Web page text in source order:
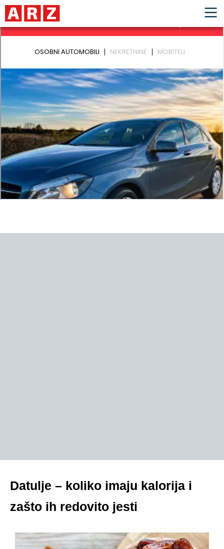
Datulje – koliko imaju kalorija i
zašto ih redovito jesti